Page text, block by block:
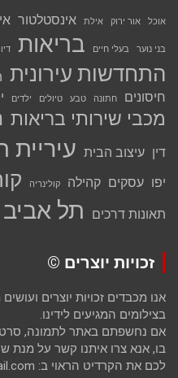
אוכל אור ירוק אילת אינסטלטור
בני נוער בעלי חיים בריאות
התחדשות עירונית
חיסונים חתונה טבע טיולים ילדים
מכבי שירותי בריאות
דין עיצוב הבית עיריית
יפו עסקים קהילה קולינריה
תאונות דרכים תל אביב
זכויות יוצרים ©
אנו מכבדים זכויות יוצרים
בצילומים המגיעים לידינו.
אם נחשפתם באתר לתמונה,
בו, אנא צרו איתנו קשר על מנת
לכם את הקרדיט הראוי ב: avihai.zoomat@gmail.com